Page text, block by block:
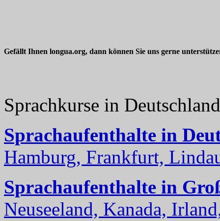
Gefällt Ihnen longua.org, dann können Sie uns gerne
Sprachkurse in
Sprachaufenthalte in
Hamburg, Frankfurt,
Sprachaufenthalte in
Neuseeland, Kanada,